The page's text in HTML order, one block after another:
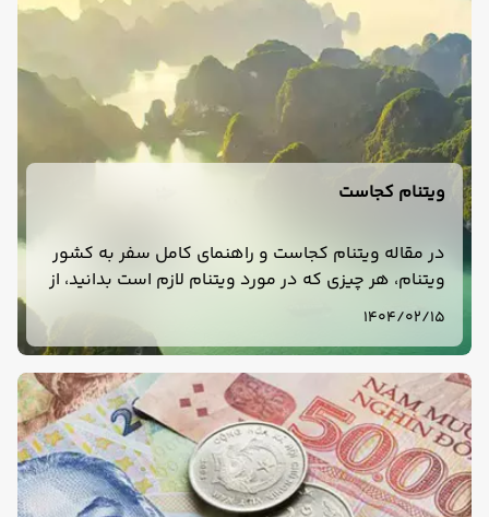
ویتنام کجاست
در مقاله ویتنام کجاست و راهنمای کامل سفر به کشور
ویتنام، هر چیزی که در مورد ویتنام لازم است بدانید، از
معرفی شهرهای ویتنام تا جاهای دیدنی کشور ویتنام،
رستورانها، غذاها و … را به صورت جامع معرفی کردیم.
1404/02/15